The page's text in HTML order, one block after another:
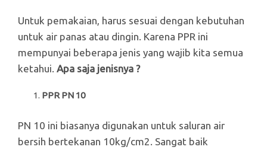
Untuk pemakaian, harus sesuai dengan kebutuhan
untuk air panas atau dingin. Karena PPR ini
mempunyai beberapa jenis yang wajib kita semua
ketahui. Apa saja jenisnya ?
PPR PN 10
PN 10 ini biasanya digunakan untuk saluran air
bersih bertekanan 10kg/cm2. Sangat baik